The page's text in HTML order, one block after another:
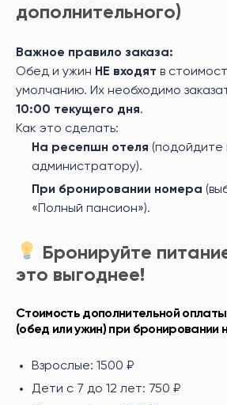
дополнительного)
Важное правило заказа:
Обед и ужин НЕ входят в
умолчанию. Их необходимо
10:00 текущего дня.
Как это сделать:
На ресепшн отеля (подойдите
администратору).
При бронировании номера
«Полный пансион»).
Бронируйте
это выгоднее!
Стоимость дополнительной
(обед или ужин) при бронировании
Взрослые: 1500 ₽
Дети с 7 до 12 лет: 750 ₽